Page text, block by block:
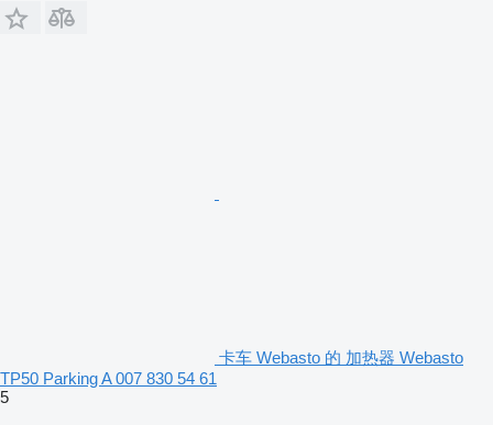
卡车 Webasto 的 加热器 Webasto
TP50 Parking A 007 830 54 61
5